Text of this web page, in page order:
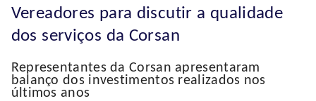
Vereadores para discutir a qualidade
dos serviços da Corsan
Representantes da Corsan apresentaram
balanço dos investimentos realizados nos
últimos anos